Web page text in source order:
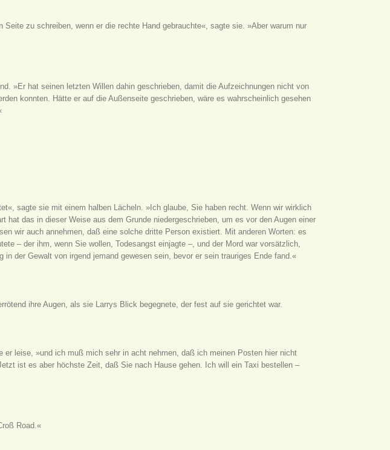
Seite zu schreiben, wenn er die rechte Hand gebrauchte«, sagte sie. »Aber warum nur
»Er hat seinen letzten Willen dahin geschrieben, damit die Aufzeichnungen nicht von
konnten. Hätte er auf die Außenseite geschrieben, wäre es wahrscheinlich gesehen
sagte sie mit einem halben Lächeln. »Ich glaube, Sie haben recht. Wenn wir wirklich
hat das in dieser Weise aus dem Grunde niedergeschrieben, um es vor den Augen einer
wir auch annehmen, daß eine solche dritte Person existiert. Mit anderen Worten: es
– der ihm, wenn Sie wollen, Todesangst einjagte –, und der Mord war vorsätzlich,
in der Gewalt von irgend jemand gewesen sein, bevor er sein trauriges Ende fand.«
ihre Augen, als sie Larrys Blick begegnete, der fest auf sie gerichtet war.
er leise, »und ich muß mich sehr in acht nehmen, daß ich meinen Posten hier nicht
ist es aber höchste Zeit, daß Sie nach Hause gehen. Ich will ein Taxi bestellen –
Road.«